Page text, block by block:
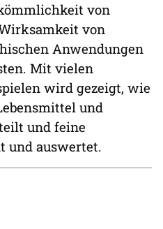
von
von
Anwendungen
Mit vielen
wird gezeigt, wie
und
und feine
und auswertet.